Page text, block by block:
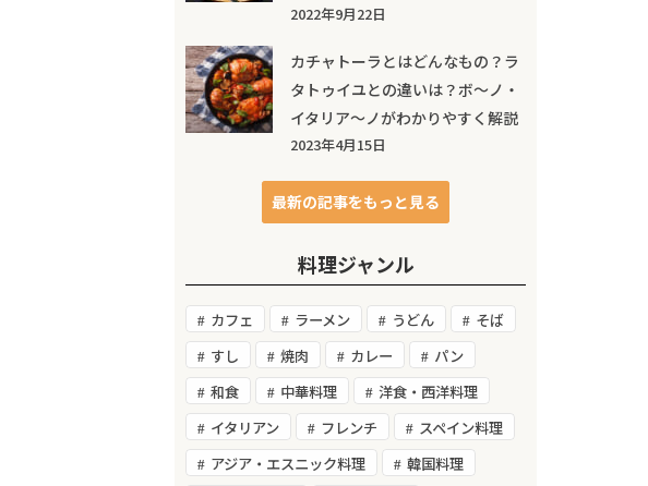
2022年9月22日
カチャトーラとはどんなもの？ラ
タトゥイユとの違いは？ボ～ノ・
イタリア～ノがわかりやすく解説
2023年4月15日
最新の記事をもっと見る
料理ジャンル
カフェ ラーメン うどん
そば
すし
焼肉 カレー
パン
和食
中華料理
洋食・西洋料理
イタリアン
フレンチ
スペイン料理
アジア・エスニック料理
韓国料理